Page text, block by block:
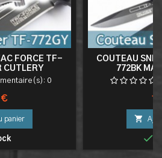
FORCE TF-
CUTLERY
0
€
panier
COUTEAU
772BK

